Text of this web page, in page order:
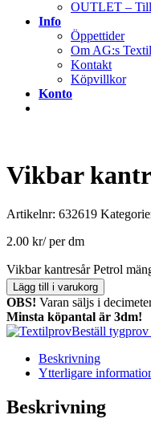
OUTLET –
Info
Öppettider
Om AG:s Textil
Kontakt
Köpvillkor
Konto
Vikbar
Artikelnr: 632619
2.00 kr/ per dm
Vikbar kantresår Petrol
Lägg till i varukorg
OBS! Varan säljs i
Minsta köpantal är 3dm!
Beställ
Beskrivning
Ytterligare
Beskrivning